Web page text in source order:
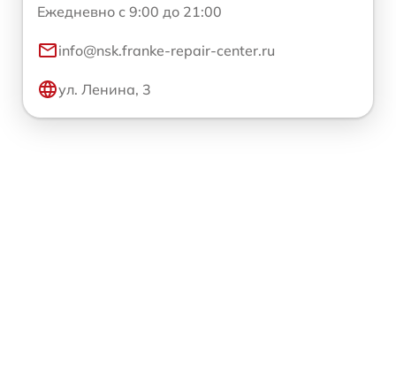
Ежедневно с 9:00 до 21:00
info@nsk.franke-repair-center.ru
ул. Ленина, 3